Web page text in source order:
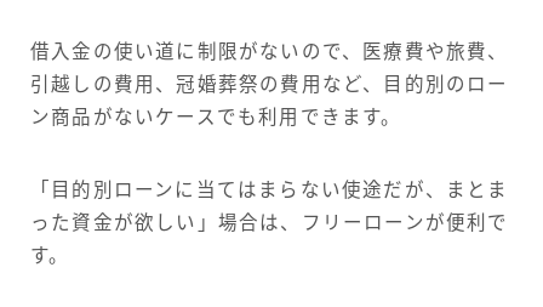
借入金の使い道に制限がないので、医療費や旅費、
引越しの費用、冠婚葬祭の費用など、目的別のロー
ン商品がないケースでも利用できます。
「目的別ローンに当てはまらない使途だが、まとま
った資金が欲しい」場合は、フリーローンが便利で
す。